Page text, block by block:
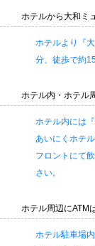
ホテルから大和ミ
ホテルより『
分、徒歩で約
ホテル内・ホテル
ホテル内には
あいにくホテ
フロントにて
さい。
ホテル周辺にATM
ホテル駐車場